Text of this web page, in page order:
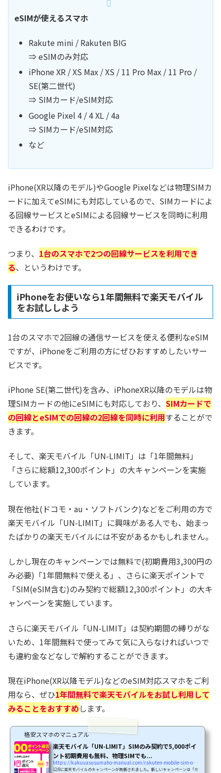
eSIMが使えるスマホ
Rakute mini / Rakuten BIG
⇒ eSIMのみ対応
iPhone XR / XS Max / XS / 11 Pro Max / 11 Pro /
SE(第二世代)
⇒ SIMカード/eSIM対応
Google Pixel 4 / 4 XL / 4a
⇒ SIMカード/eSIM対応
など
iPhone(XR以降のモデル)やGoogle Pixelなどは物理SIMカ
ードに加えてeSIMにも対応しているので、SIMカードによ
る回線サービスとeSIMによる回線サービスを同時に利用
できるわけです。
つまり、 1台のスマホで2つの回線サービスを利用でき
る、というわけです。
iPhoneをお使いなら1年間無料で楽天モバイル
をお試ししよう
1台のスマホで2回線の通信サービスを使える便利なeSIM
ですが、iPhoneをご利用の方にぜひおすすめしたいサー
ビスです。
iPhone SE(第二世代)を含み、iPhoneXR以降のモデルは物
理SIMカードの他にeSIMにも対応しており、 SIMカードで
の回線とeSIMでの回線の2回線を同時に利用することがで
きます。
そして、楽天モバイル「UN-LIMIT」は「1年間無料」
「さらに総額12,300ポイント」の大キャンペーンを実施
しています。
現在他社(ドコモ・au・ソフトバンク)などをご利用の方で
楽天モバイル「UN-LIMIT」に興味がある人でも、始まっ
たばかりの楽天モバイルには不安があるかもしれません。
しかし現在のキャンペーンでは無料で(初期費用3,300円の
み必要)「1年間無料で使える」、さらに楽天ポイントで
「SIM(eSIM含む)のみ契約で総額12,300ポイント」の大キ
ャンペーンを実施しています。
さらに楽天モバイル「UN-LIMIT」は契約期間の縛りがな
いため、1年間無料で使ってみて気に入らなければいつで
も違約金などなしで解約することができます。
現在iPhone(XR以降モデル)などのeSIM対応スマホをご利
用なら、ぜひ1年間無料で楽天モバイルをお試し利用して
みることをおすすめします。
格安スマホのマニュアル
楽天モバイル「UN-LIMIT」SIMのみ契約で5,000ポイ
ント初期費用も無料、物理SIMでも...
https://kakuyasusumaho-manual.com/rakuten-mobile-sim-only-campaign
12/8に楽天モバイルのキャンペーンが刷新されました。新しいキャンペーンは「だ